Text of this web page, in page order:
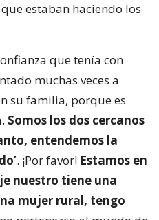
estaban haciendo los
que tenía con
muchas veces a
su familia, porque es
Somos los dos cercanos
entendemos la
. ¡Por favor! Estamos en
nuestro tiene una
mujer rural, tengo